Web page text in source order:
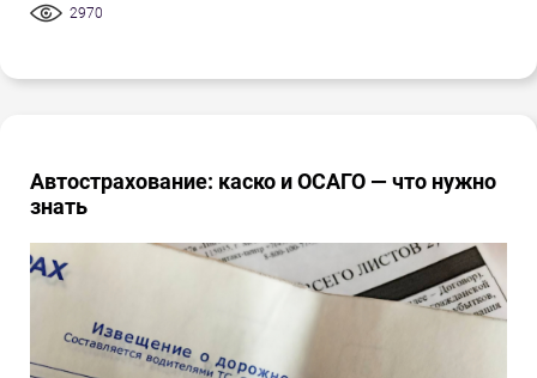
2970
Автострахование: каско и ОСАГО — что нужно
знать